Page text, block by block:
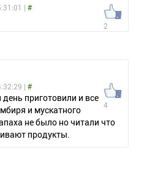
| #
2
| #
4
приготовили и все
и мускатного
не было но читали что
продукты.